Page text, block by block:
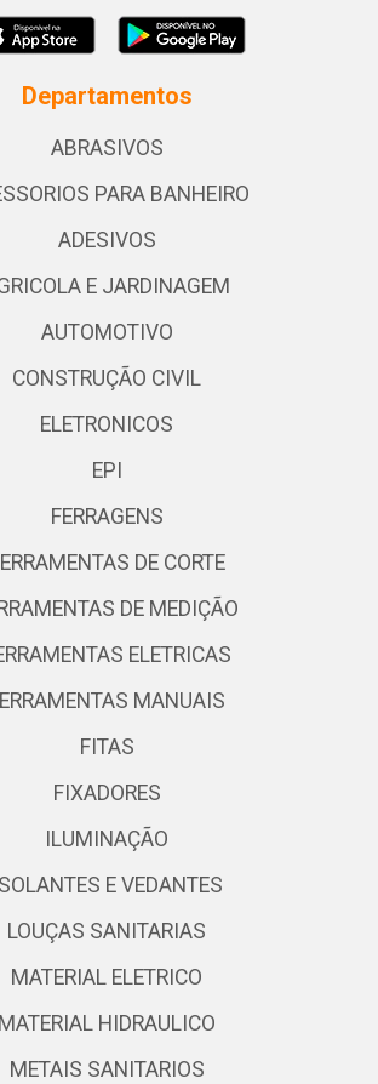
Departamentos
ABRASIVOS
PARA BANHEIRO
ADESIVOS
E JARDINAGEM
AUTOMOTIVO
CONSTRUÇÃO CIVIL
ELETRONICOS
EPI
FERRAGENS
DE CORTE
DE MEDIÇÃO
ELETRICAS
MANUAIS
FITAS
FIXADORES
ILUMINAÇÃO
ISOLANTES E VEDANTES
LOUÇAS SANITARIAS
MATERIAL ELETRICO
MATERIAL HIDRAULICO
METAIS SANITARIOS